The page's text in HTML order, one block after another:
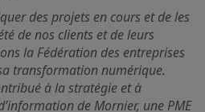
des projets en cours et de les
de nos clients et de leurs
la Fédération des entreprises
transformation numérique.
à la stratégie et à
de Mornier, une PME